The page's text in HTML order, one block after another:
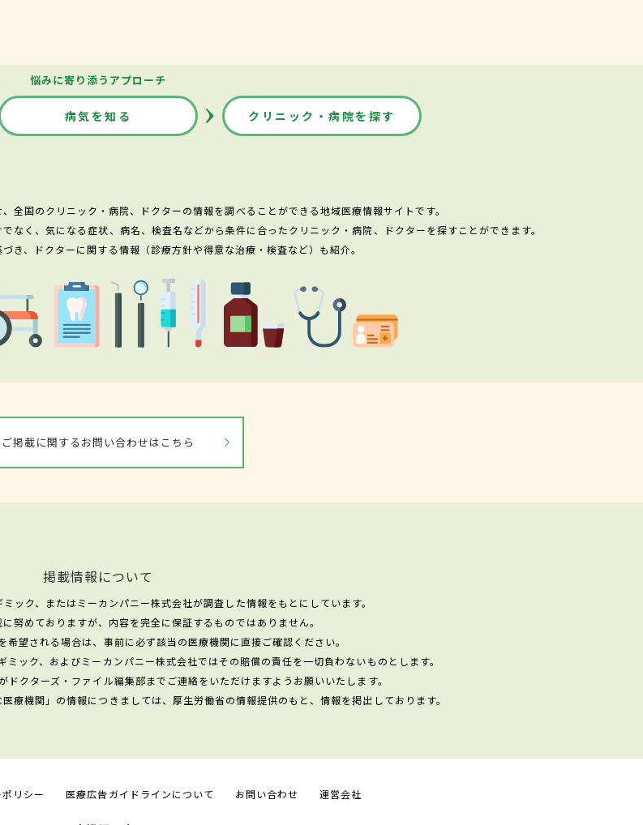
悩みに寄り添うアプローチ
病気を知る クリニック・病院を探す
全国のクリニック・病院、ドクターの情報を調べることができる地域医療情報サイトです。
なく、気になる症状、病名、検査名などから条件に合ったクリニック・病院、ドクターを探すことができます。
き、ドクターに関する情報（診療方針や得意な治療・検査など）も紹介。
ご掲載に関するお問い合わせはこちら
掲載情報について
ック、またはミーカンパニー株式会社が調査した情報をもとにしています。
努めておりますが、内容を完全に保証するものではありません。
希望される場合は、事前に必ず該当の医療機関に直接ご確認ください。
ック、およびミーカンパニー株式会社ではその賠償の責任を一切負わないものとします。
クターズ・ファイル編集部までご連絡をいただけますようお願いいたします。
療機関」の情報につきましては、厚生労働省の情報提供のもと、情報を掲出しております。
リシー 医療広告ガイドラインについて お問い合わせ 運営会社